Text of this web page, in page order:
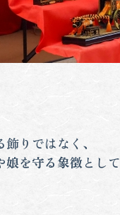
りではなく、
娘を守る象徴とし